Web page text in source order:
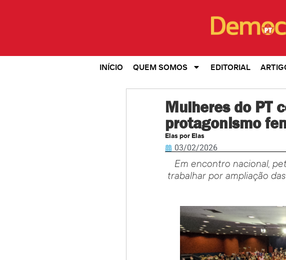
INÍCIO QUEM SOMOS EDITORIAL
Mulheres do PT
protagonismo
Elas por Elas
03/02/2026
Em encontro nacional,
trabalhar por ampliação